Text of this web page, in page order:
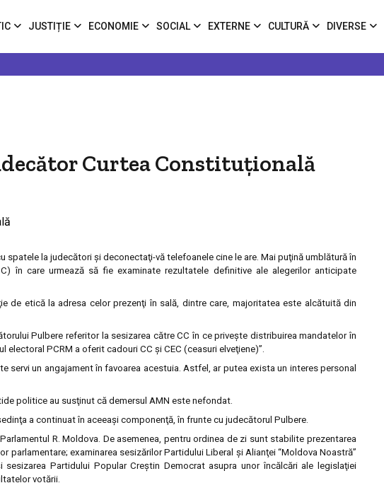
JUSTIȚIE ECONOMIE SOCIAL EXTERNE CULTURĂ DIVERSE
Curtea Constituţională
spatele la judecători şi deconectaţi-vă telefoanele cine le are. Mai puţină umblătură în
în care urmează să fie examinate rezultatele definitive ale alegerilor anticipate
de etică la adresa celor prezenţi în sală, dintre care, majoritatea este alcătuită din
Pulbere referitor la sesizarea către CC în ce priveşte distribuirea mandatelor în
PCRM a oferit cadouri CC şi CEC (ceasuri elveţiene)”.
servi un angajament în favoarea acestuia. Astfel, ar putea exista un interes personal
politice au susţinut că demersul AMN este nefondat.
a continuat în aceeaşi componenţă, în frunte cu judecătorul Pulbere.
R. Moldova. De asemenea, pentru ordinea de zi sunt stabilite prezentarea
parlamentare; examinarea sesizărilor Partidului Liberal şi Alianţei “Moldova Noastră”
Partidului Popular Creştin Democrat asupra unor încălcări ale legislaţiei
votării.